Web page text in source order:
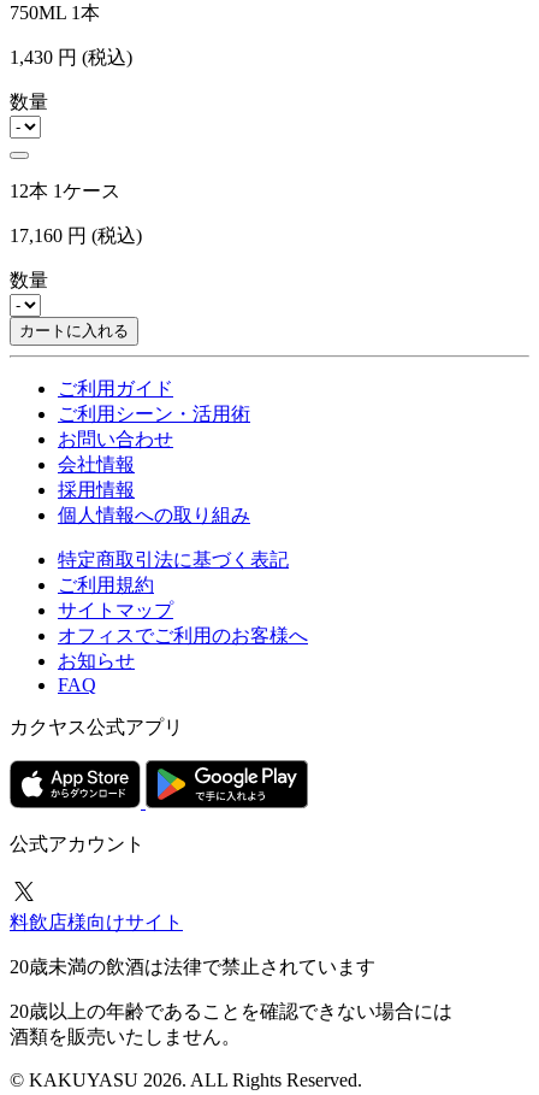
750ML 1本
1,430 円 (税込)
数量
12本 1ケース
17,160 円 (税込)
数量
カートに入れる
ご利用ガイド
ご利用シーン・活用術
お問い合わせ
会社情報
採用情報
個人情報への取り組み
特定商取引法に基づく表記
ご利用規約
サイトマップ
オフィスでご利用のお客様へ
お知らせ
FAQ
カクヤス公式アプリ
公式アカウント
料飲店様向けサイト
20歳未満の飲酒は法律で禁止されています
20歳以上の年齢であることを確認できない場合には
酒類を販売いたしません。
© KAKUYASU 2026. ALL Rights Reserved.